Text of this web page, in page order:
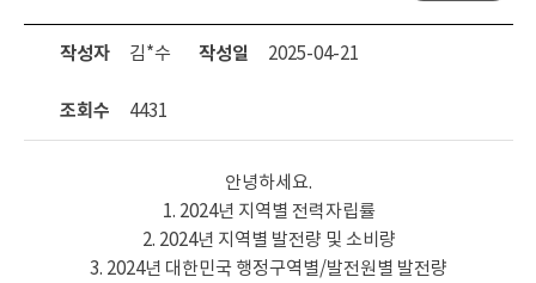
작성자 김*수 작성일 2025-04-21
조회수 4431
안녕하세요.
1. 2024년 지역별 전력자립률
2. 2024년 지역별 발전량 및 소비량
3. 2024년 대한민국 행정구역별/발전원별 발전량